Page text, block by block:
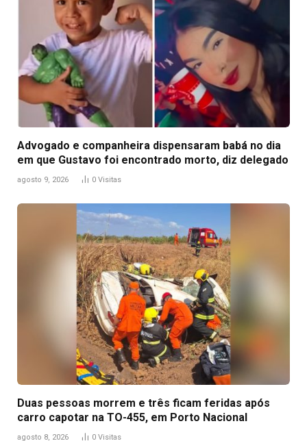
Advogado e companheira dispensaram babá no dia
em que Gustavo foi encontrado morto, diz delegado
agosto 9, 2026 0 Visitas
Duas pessoas morrem e três ficam feridas após
carro capotar na TO-455, em Porto Nacional
agosto 8, 2026 0 Visitas